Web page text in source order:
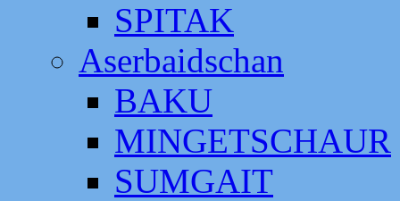
SPITAK
Aserbaidschan
BAKU
MINGETSCHAUR
SUMGAIT